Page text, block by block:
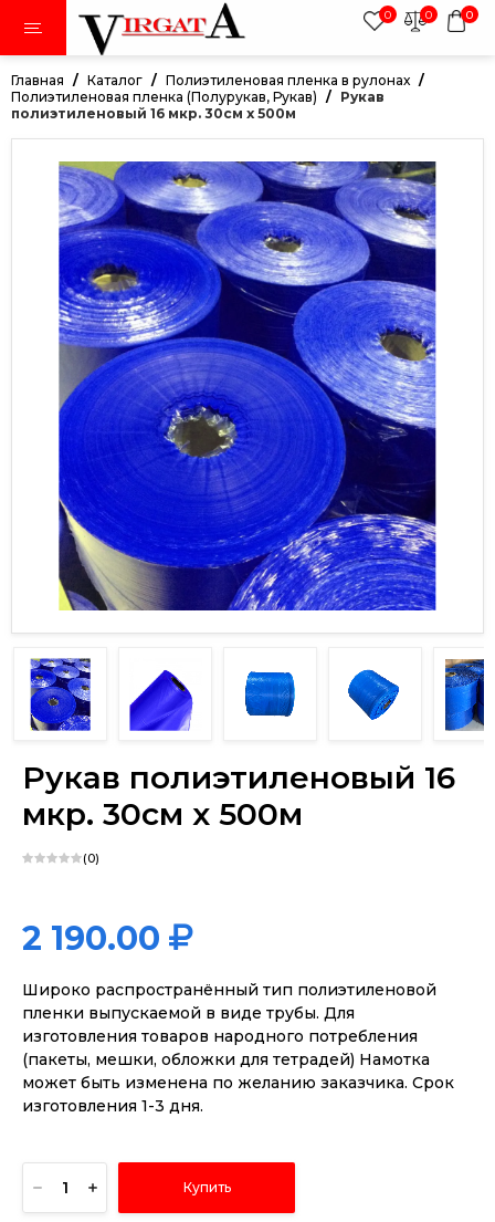
0 0 0
пленка в
Главная Каталог
Полиэтиленовая пленка в рулонах
Полиэтиленовая пленка (Полурукав, Рукав)
Рукав
полиэтиленовый 16 мкр. 30см х 500м
Рукав полиэтиленовый 16
мкр. 30см х 500м
(0)
2 190.00
Широко распространённый тип полиэтиленовой
пленки выпускаемой в виде трубы. Для
изготовления товаров народного потребления
(пакеты, мешки, обложки для тетрадей) Намотка
может быть изменена по желанию заказчика. Срок
изготовления 1-3 дня.
Купить